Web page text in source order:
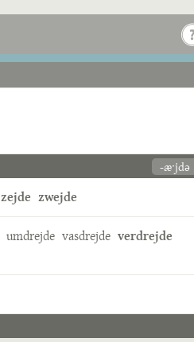
-æˑjdə
zejde zwejde
umdrejde vasdrejde verdrejde